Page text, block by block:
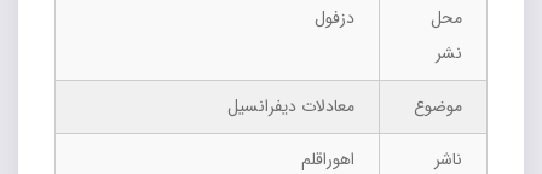
محل
نشر
دزفول
موضوع
معادلات دیفرانسیل
ناشر
اهوراقلم